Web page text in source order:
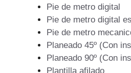
Pie de metro digital
Pie de metro digital
Pie de metro
Planeado 45º (Con
Planeado 90º (Con
Plantilla afilado